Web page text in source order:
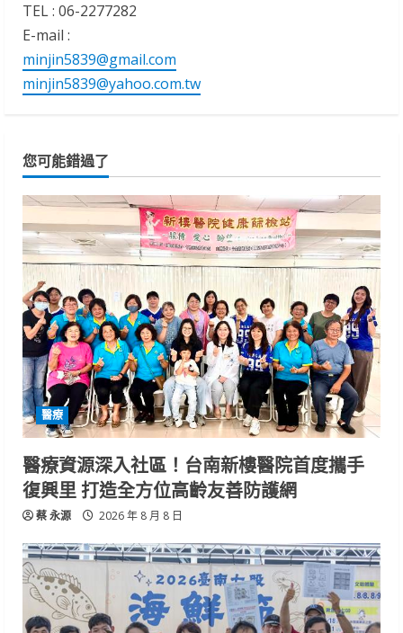
TEL : 06-2277282
E-mail :
minjin5839@gmail.com
minjin5839@yahoo.com.tw
您可能錯過了
醫療
醫療資源深入社區！台南新樓醫院首度攜手
復興里 打造全方位高齡友善防護網
蔡 永源 2026 年 8 月 8 日